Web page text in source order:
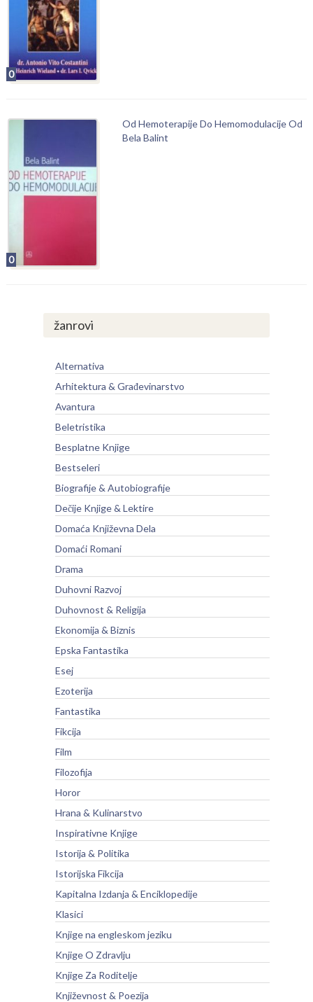
0
0
Od Hemoterapije Do Hemomodulacije Od
Bela Balint
žanrovi
Alternativa
Arhitektura & Građevinarstvo
Avantura
Beletristika
Besplatne Knjige
Bestseleri
Biografije & Autobiografije
Dečije Knjige & Lektire
Domaća Književna Dela
Domaći Romani
Drama
Duhovni Razvoj
Duhovnost & Religija
Ekonomija & Biznis
Epska Fantastika
Esej
Ezoterija
Fantastika
Fikcija
Film
Filozofija
Horor
Hrana & Kulinarstvo
Inspirativne Knjige
Istorija & Politika
Istorijska Fikcija
Kapitalna Izdanja & Enciklopedije
Klasici
Knjige na engleskom jeziku
Knjige O Zdravlju
Knjige Za Roditelje
Književnost & Poezija